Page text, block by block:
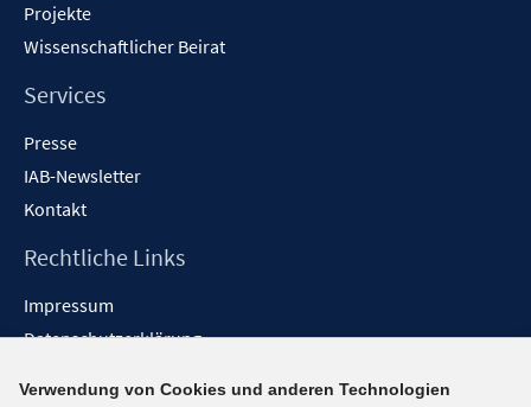
Projekte
Wissenschaftlicher Beirat
Services
Presse
IAB-Newsletter
Kontakt
Rechtliche Links
Impressum
Datenschutzerklärung
Verwendung von Cookies und anderen Technologien